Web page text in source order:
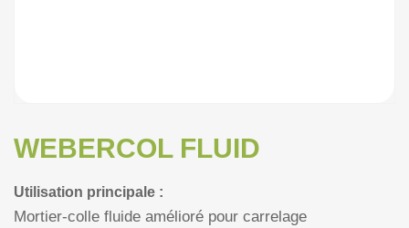
WEBERCOL FLUID
Utilisation principale :
Mortier-colle fluide amélioré pour carrelage